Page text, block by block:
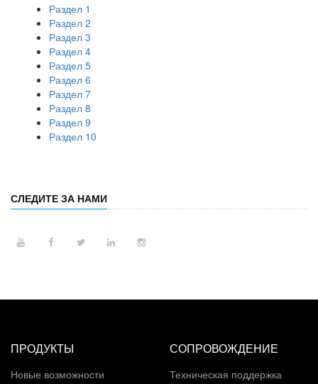
Раздел 1
Раздел 2
Раздел 3
Раздел 4
Раздел 5
Раздел 6
Раздел 7
Раздел 8
Раздел 9
Раздел 10
СЛЕДИТЕ ЗА НАМИ
ПРОДУКТЫ
Новые возможности
СОПРОВОЖДЕНИЕ
Техническая поддержка